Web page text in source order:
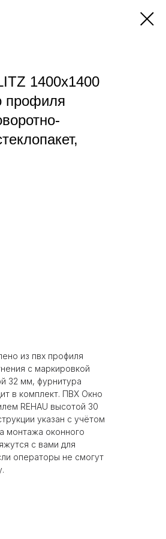
1400х1400
профиля
из пвх профиля
с маркировкой
32 мм, фурнитура
в комплект. ПВХ Окно
REHAU высотой 30
указан c учётом
монтажа оконного
с вами для
операторы не смогут